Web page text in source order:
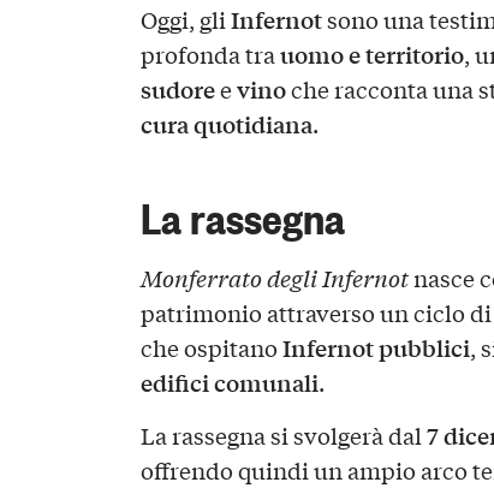
Oggi, gliInfernotsono una
profonda trauomo e territorio,
sudoreevinoche racconta una
cura quotidiana.
La rassegna
Monferrato degli Infernotnasce
patrimonio attraverso un ciclo
che ospitanoInfernot pubblici,
edifici comunali.
La rassegna si svolgerà dal7
offrendo quindi un ampio arco